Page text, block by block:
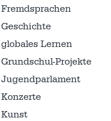
Fremdsprachen
Geschichte
globales Lernen
Grundschul-Projekte
Jugendparlament
Konzerte
Kunst